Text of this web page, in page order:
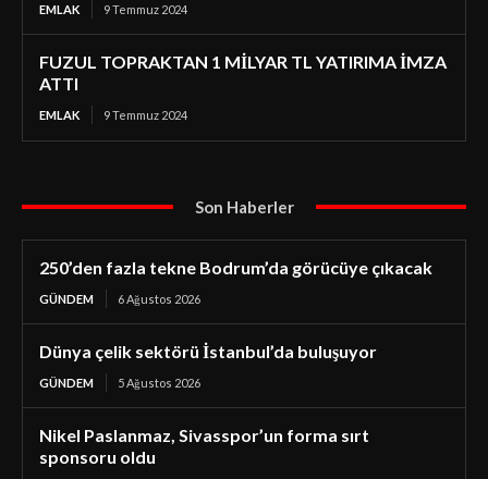
EMLAK 9 Temmuz 2024
FUZUL TOPRAKTAN 1 MİLYAR TL YATIRIMA İMZA
ATTI
EMLAK 9 Temmuz 2024
Son Haberler
250’den fazla tekne Bodrum’da görücüye çıkacak
GÜNDEM 6 Ağustos 2026
Dünya çelik sektörü İstanbul’da buluşuyor
GÜNDEM 5 Ağustos 2026
Nikel Paslanmaz, Sivasspor’un forma sırt
sponsoru oldu